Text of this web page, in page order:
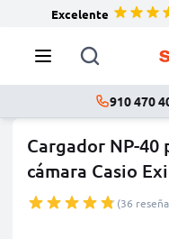
Excelente
910 470
Cargador NP-40
cámara Casio
(36